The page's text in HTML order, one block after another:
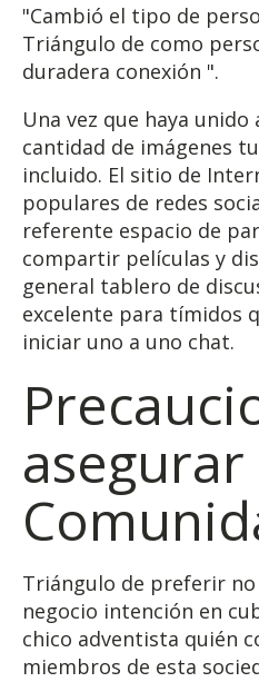
"Cambió el tipo de
Triángulo de como
duradera conexión ".
Una vez que haya
cantidad de imágenes
incluido. El sitio de
populares de redes
referente espacio de
compartir películas y
general tablero de
excelente para tímidos
iniciar uno a uno chat.
Triángulo de preferir
negocio intención en
chico adventista quién
miembros de esta